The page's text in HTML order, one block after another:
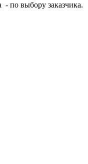
- по выбору заказчика.